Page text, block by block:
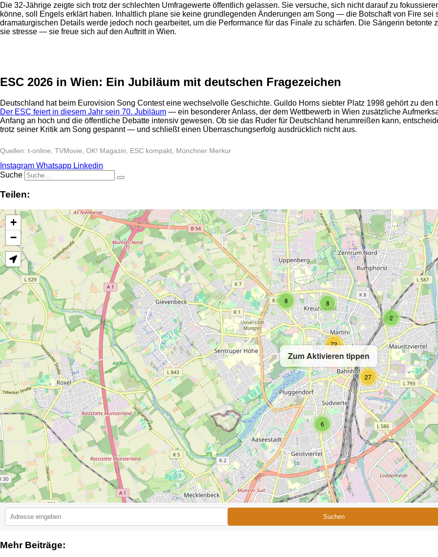
Die 32-Jährige zeigte sich trotz der schlechten Umfragewerte öffentlich gelassen. Sie versuche, sich nicht darauf zu
könne, soll Engels erklärt haben. Inhaltlich plane sie keine grundlegenden Änderungen am Song — die Botschaft von Fire
dramaturgischen Details werde jedoch noch gearbeitet, um die Performance für das Finale zu schärfen. Die Sängerin
sie stresse — sie freue sich auf den Auftritt in Wien.
ESC 2026 in Wien: Ein Jubiläum mit deutschen Fragezeichen
Deutschland hat beim Eurovision Song Contest eine wechselvolle Geschichte. Guildo Horns siebter Platz 1998 gehört zu
Der ESC feiert in diesem Jahr sein 70. Jubiläum — ein besonderer Anlass, der dem Wettbewerb in Wien zusätzliche
Anfang an hoch und die öffentliche Debatte intensiv gewesen. Ob sie das Ruder für Deutschland herumreißen kann,
trotz seiner Kritik am Song gespannt — und schließt einen Überraschungserfolg ausdrücklich nicht aus.
Quellen: t-online, TVMovie, OK! Magazin, ESC kompakt, Münchner Merkur
Instagram Whatsapp Linkedin
Suche
Teilen:
Zum Aktivieren tippen
2
8
6
8
27
5
72
+
−
Suchen
Mehr Beiträge: